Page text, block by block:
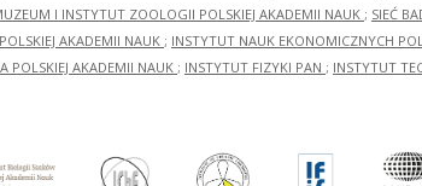
I INSTYTUT ZOOLOGII POLSKIEJ AKADEMII NAUK ; SIEĆ
AKADEMII NAUK ; INSTYTUT NAUK EKONOMICZNYCH
POLSKIEJ AKADEMII NAUK ; INSTYTUT FIZYKI PAN ; INSTYTUT